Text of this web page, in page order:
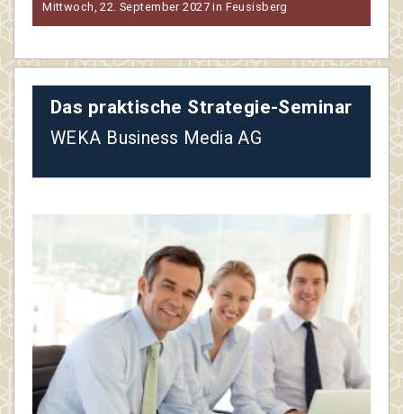
Mittwoch, 22. September 2027 in Feusisberg
Das praktische Strategie-Seminar
WEKA Business Media AG